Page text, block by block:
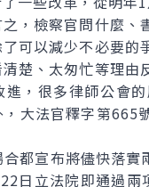
，檢察官問什麼
可以減少不必要
楚、太匆忙等理
，很多律師公會
大法官釋字第665
宣布將儘快落實
日立法院即通過